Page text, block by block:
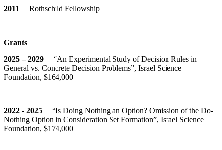
2011 Rothschild Fellowship
Grants
2025 – 2029
“An Experimental Study of Decision Rules in
General vs. Concrete Decision Problems”, Israel Science
Foundation, $164,000
2022 - 2025 “Is Doing Nothing an Option? Omission of the Do-
Nothing Option in Consideration Set Formation”, Israel Science
Foundation, $174,000